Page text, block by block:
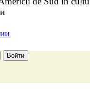
Войти